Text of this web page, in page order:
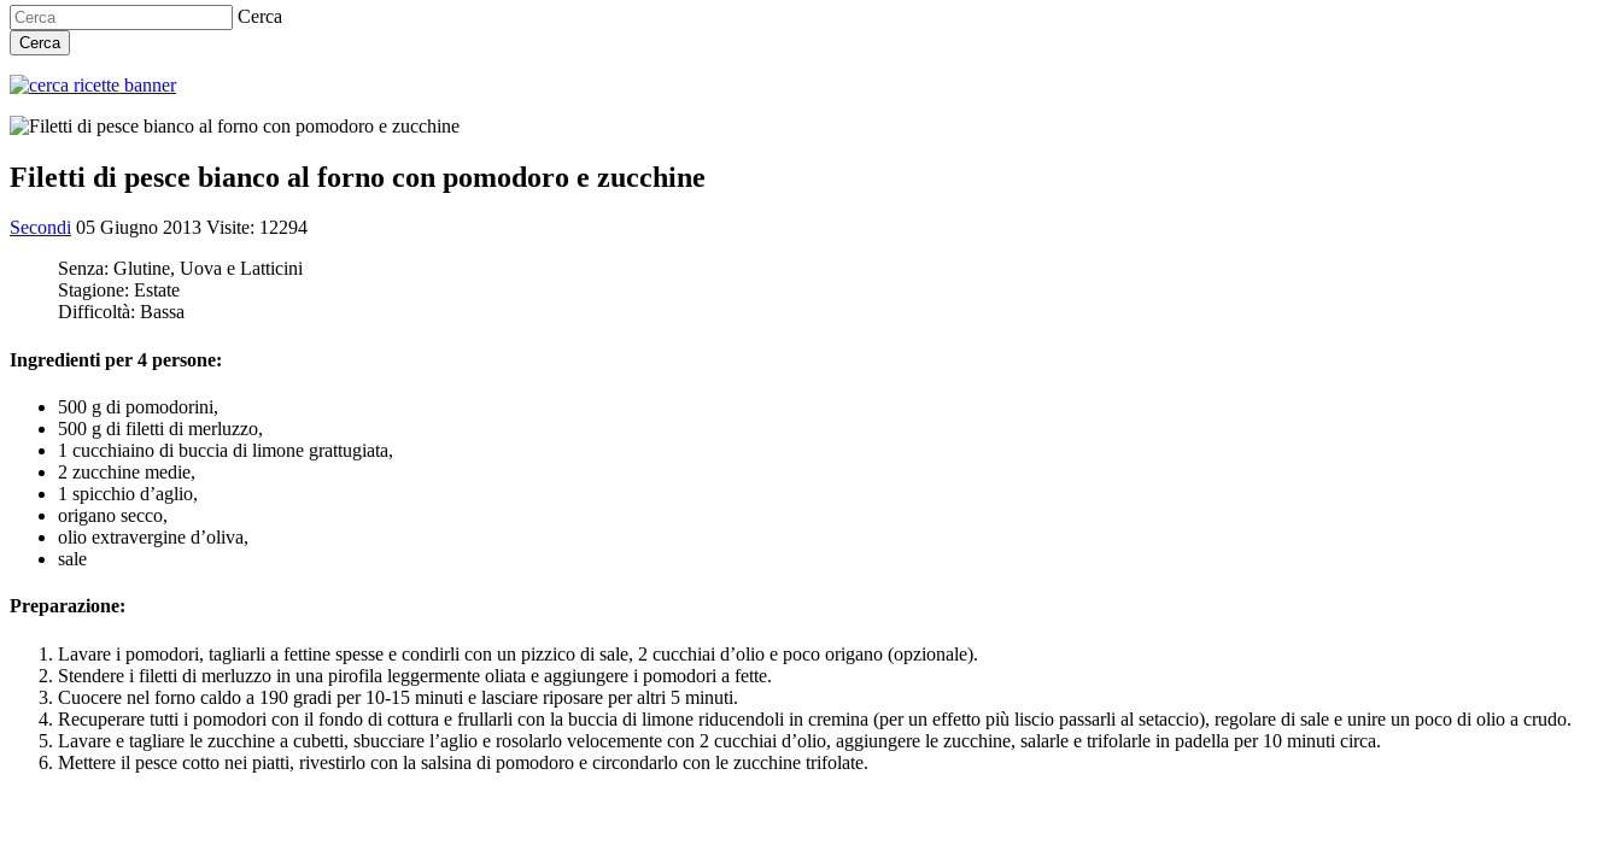
Cerca
Cerca
Filetti di pesce bianco al forno con pomodoro e zucchine
Secondi 05 Giugno 2013 Visite: 12294
Senza: Glutine, Uova e Latticini
Stagione: Estate
Difficoltà: Bassa
Ingredienti per 4 persone:
500 g di pomodorini,
500 g di filetti di merluzzo,
1 cucchiaino di buccia di limone grattugiata,
2 zucchine medie,
1 spicchio d’aglio,
origano secco,
olio extravergine d’oliva,
sale
Preparazione:
Lavare i pomodori, tagliarli a fettine spesse e condirli con un pizzico di sale, 2 cucchiai d’olio e poco origano (opzionale).
Stendere i filetti di merluzzo in una pirofila leggermente oliata e aggiungere i pomodori a fette.
Cuocere nel forno caldo a 190 gradi per 10-15 minuti e lasciare riposare per altri 5 minuti.
Recuperare tutti i pomodori con il fondo di cottura e frullarli con la buccia di limone riducendoli in cremina (per un effetto più liscio passarli al setaccio), regolare di sale e unire un poco di olio a crudo.
Lavare e tagliare le zucchine a cubetti, sbucciare l’aglio e rosolarlo velocemente con 2 cucchiai d’olio, aggiungere le zucchine, salarle e trifolarle in padella per 10 minuti circa.
Mettere il pesce cotto nei piatti, rivestirlo con la salsina di pomodoro e circondarlo con le zucchine trifolate.